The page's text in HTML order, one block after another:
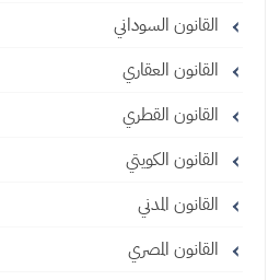
القانون السوداني
القانون العقاري
القانون القطري
القانون الكويتي
القانون المدني
القانون المصري